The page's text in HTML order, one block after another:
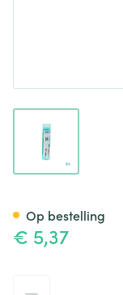
€ 5,37
Op bestelling